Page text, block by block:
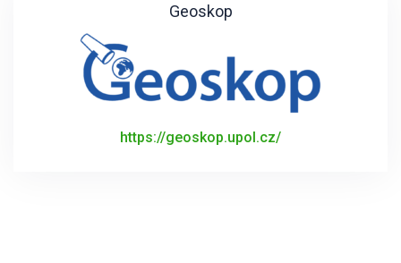
Geoskop
https://geoskop.upol.cz/